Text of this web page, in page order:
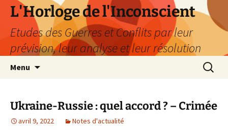
Aller
contenu
L'Horloge de l'Inconscient
Etudes des Guerres et Conflits par leur
prévision, leur analyse et leur résolution
Menu
Ukraine-Russie : quel accord ? – Crimée
avril 9, 2022 Notes d'actualité